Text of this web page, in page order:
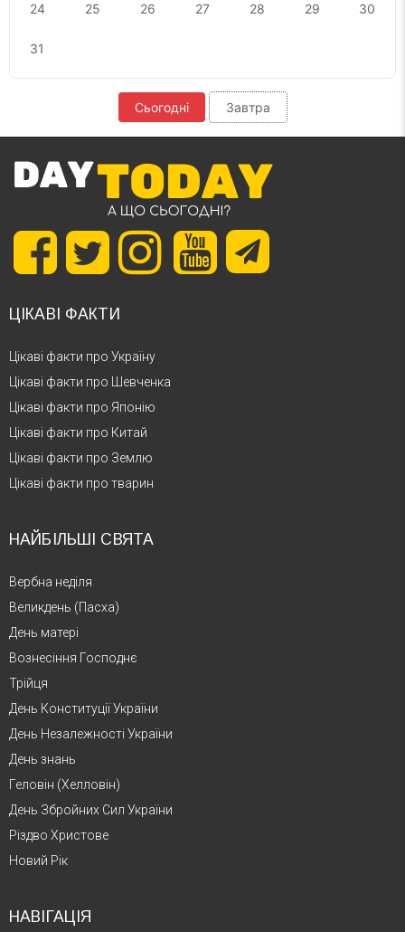
24 25 26 27 28 29 30
31
Сьогодні Завтра
ЦІКАВІ ФАКТИ
Цікаві факти про Україну
Цікаві факти про Шевченка
Цікаві факти про Японію
Цікаві факти про Китай
Цікаві факти про Землю
Цікаві факти про тварин
НАЙБІЛЬШІ СВЯТА
Вербна неділя
Великдень (Пасха)
День матері
Вознесіння Господнє
Трійця
День Конституції України
День Незалежності України
День знань
Геловін (Хелловін)
День Збройних Сил України
Різдво Христове
Новий Рік
НАВІГАЦІЯ